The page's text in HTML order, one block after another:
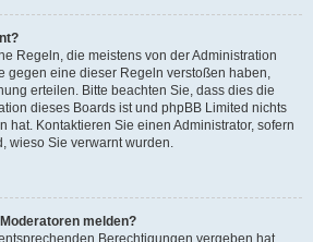
Regeln, die meistens von der Administration
gegen eine dieser Regeln verstoßen haben,
erteilen. Bitte beachten Sie, dass dies die
dieses Boards ist und phpBB Limited nichts
hat. Kontaktieren Sie einen Administrator, sofern
wieso Sie verwarnt wurden.
melden?
Berechtigungen vergeben hat,